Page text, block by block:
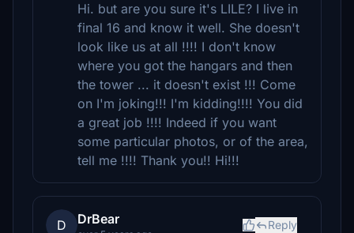
Hi. but are you sure it's LILE? I live in
final 16 and know it well. She doesn't
look like us at all !!!! I don't know
where you got the hangars and then
the tower ... it doesn't exist !!! Come
on I'm joking!!! I'm kidding!!!! You did
a great job !!!! Indeed if you want
some particular photos, or of the area,
tell me !!!! Thank you!! Hi!!!
D DrBear Reply